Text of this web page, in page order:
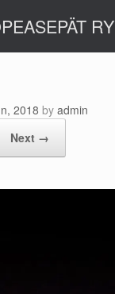
RY
2018 by admin
Next →